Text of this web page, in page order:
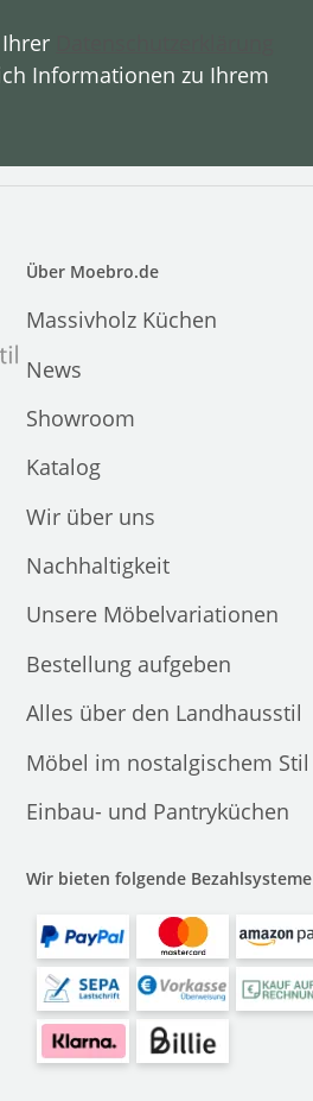
Informationen zu Ihrem
Über Moebro.de
Massivholz Küchen
News
Showroom
Katalog
Wir über uns
Nachhaltigkeit
Unsere Möbelvariationen
Bestellung aufgeben
Alles über den Landhausstil
Möbel im nostalgischem Stil
Einbau- und Pantryküchen
Wir bieten folgende Bezahlsysteme